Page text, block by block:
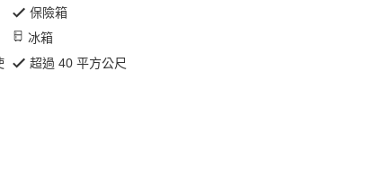
保險箱
冰箱
超過 40 平方公尺